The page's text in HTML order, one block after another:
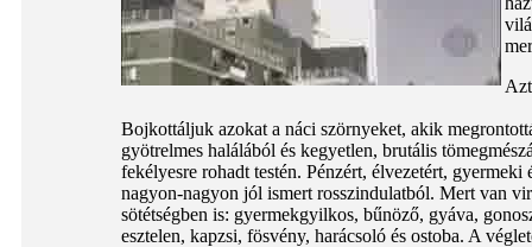
Bojkottáljuk azokat a náci szörnyeket, akik
gyötrelmes halálából és kegyetlen, brutális
fekélyesre rohadt testén. Pénzért, élvezetért,
nagyon-nagyon jól ismert rosszindulatból. Mert van
sötétségben is: gyermekgyilkos, bűnöző, gyáva,
esztelen, kapzsi, fösvény, harácsoló és ostoba. A